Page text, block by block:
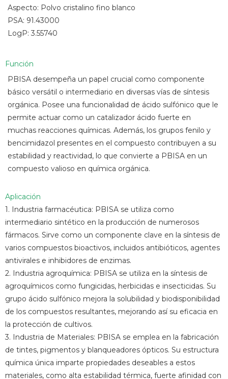
Aspecto: Polvo cristalino fino blanco
PSA: 91.43000
LogP: 3.55740
Función
PBISA desempeña un papel crucial como componente
básico versátil o intermediario en diversas vías de síntesis
orgánica. Posee una funcionalidad de ácido sulfónico que le
permite actuar como un catalizador ácido fuerte en
muchas reacciones químicas. Además, los grupos fenilo y
bencimidazol presentes en el compuesto contribuyen a su
estabilidad y reactividad, lo que convierte a PBISA en un
compuesto valioso en química orgánica.
Aplicación
1. Industria farmacéutica: PBISA se utiliza como
intermediario sintético en la producción de numerosos
fármacos. Sirve como un componente clave en la síntesis de
varios compuestos bioactivos, incluidos antibióticos, agentes
antivirales e inhibidores de enzimas.
2. Industria agroquímica: PBISA se utiliza en la síntesis de
agroquímicos como fungicidas, herbicidas e insecticidas. Su
grupo ácido sulfónico mejora la solubilidad y biodisponibilidad
de los compuestos resultantes, mejorando así su eficacia en
la protección de cultivos.
3. Industria de Materiales: PBISA se emplea en la fabricación
de tintes, pigmentos y blanqueadores ópticos. Su estructura
química única imparte propiedades deseables a estos
materiales, como alta estabilidad térmica, fuerte afinidad con